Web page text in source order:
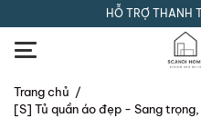
HỖ TRỢ THANH
Trang chủ /
[S] Tủ quần áo đẹp - Sang